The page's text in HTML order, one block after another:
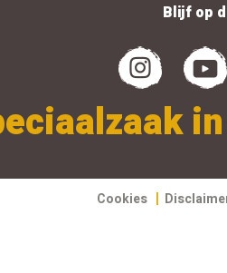
Blijf op
Cookies |